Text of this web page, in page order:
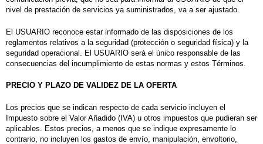
nivel de prestación de servicios ya suministrados, va a ser ajustado.
El USUARIO reconoce estar informado de las disposiciones de los
reglamentos relativos a la seguridad (protección o seguridad física) y la
seguridad operacional. El USUARIO será el único responsable de las
consecuencias del incumplimiento de estas normas y estos Términos.
PRECIO Y PLAZO DE VALIDEZ DE LA OFERTA
Los precios que se indican respecto de cada servicio incluyen el
Impuesto sobre el Valor Añadido (IVA) u otros impuestos que pudieran ser
aplicables . Estos precios, a menos que se indique expresamente lo
contrario, no incluyen los gastos de envío, manipulación, envoltorio,